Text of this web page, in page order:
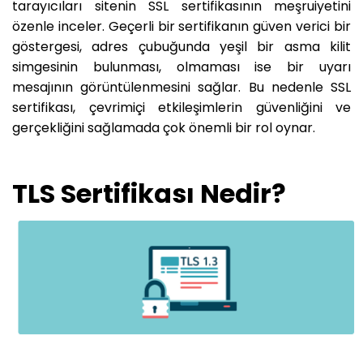
tarayıcıları sitenin SSL sertifikasının meşruiyetini
özenle inceler. Geçerli bir sertifikanın güven verici bir
göstergesi, adres çubuğunda yeşil bir asma kilit
simgesinin bulunması, olmaması ise bir uyarı
mesajının görüntülenmesini sağlar. Bu nedenle SSL
sertifikası, çevrimiçi etkileşimlerin güvenliğini ve
gerçekliğini sağlamada çok önemli bir rol oynar.
TLS Sertifikası Nedir?